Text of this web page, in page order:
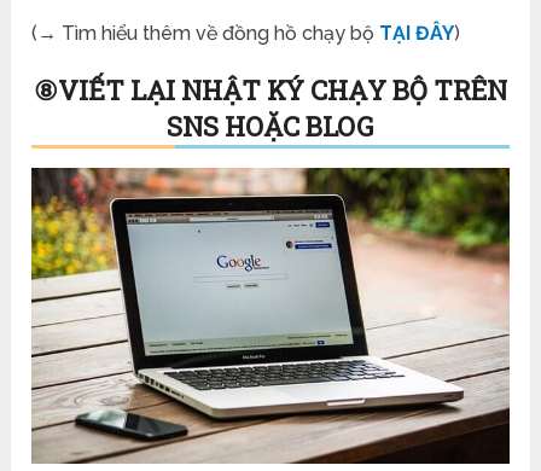
(→ Tìm hiểu thêm về đồng hồ chạy bộ TẠI ĐÂY)
⑧VIẾT LẠI NHẬT KÝ CHẠY BỘ TRÊN
SNS HOẶC BLOG